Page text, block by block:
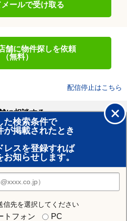
メールで受け取る
舗に物件探しを依頼
（無料）
配信停止はこちら
た検索条件で
が掲載されたとき
レスを登録すれば
知らせします。
信先を選択してください
トフォン PC
に相談する
情報を見る